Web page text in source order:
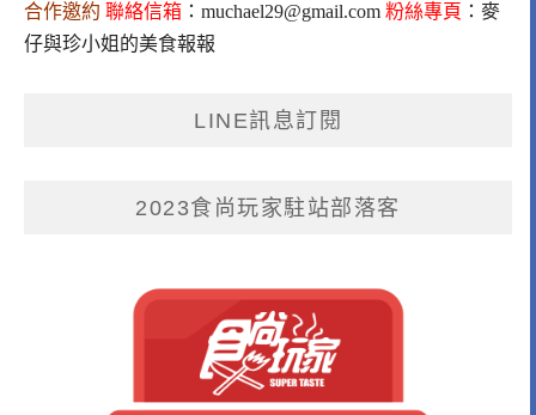
合作邀約 聯絡信箱 ： muchael29@gmail.com 粉絲專頁 ： 麥
仔與珍小姐的美食報報
LINE訊息訂閱
2023食尚玩家駐站部落客